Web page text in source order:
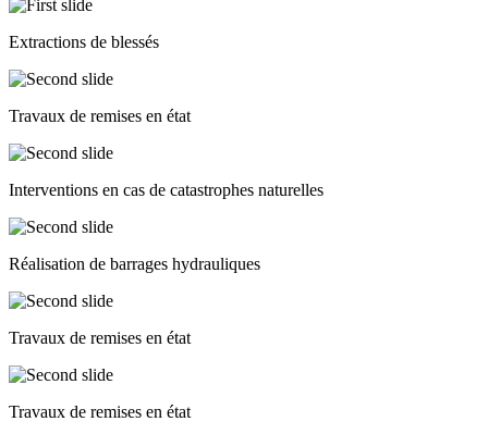
Extractions de blessés
Travaux de remises en état
Interventions en cas de catastrophes naturelles
Réalisation de barrages hydrauliques
Travaux de remises en état
Travaux de remises en état